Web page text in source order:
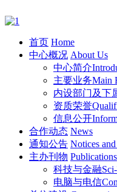
首页 Home
中心概况 About Us
中心简介
主要业务Main
内设部门及下
资质荣誉
信息公开
合作动态 News
通知公告 Notices
主办刊物 Publications
科技与金融
电脑与电信